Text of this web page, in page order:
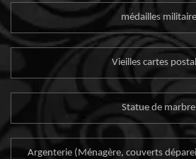
médailles militaire
Vieilles cartes
Statue de marbre
Argenterie (Ménagère, couverts